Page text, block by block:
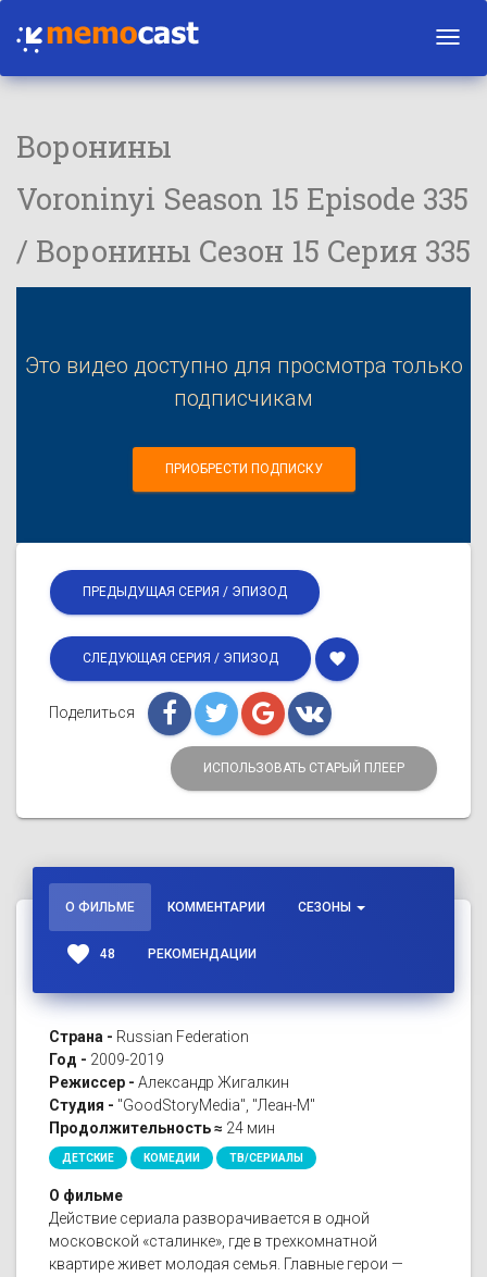
Воронины
Voroninyi Season 15 Episode 335
/ Воронины Сезон 15 Серия 335
Это видео доступно для просмотра только
подписчикам
ПРИОБРЕСТИ ПОДПИСКУ
ПРЕДЫДУЩАЯ СЕРИЯ / ЭПИЗОД
СЛЕДУЮЩАЯ СЕРИЯ / ЭПИЗОД favorite
Поделиться
ИСПОЛЬЗОВАТЬ СТАРЫЙ ПЛЕЕР
О ФИЛЬМЕ КОММЕНТАРИИ СЕЗОНЫ
favorite 48 РЕКОМЕНДАЦИИ
Страна - Russian Federation
Год - 2009-2019
Режиссер - Александр Жигалкин
Студия - "GoodStoryMedia", "Леан-М"
Продолжительность ≈ 24 мин
ДЕТСКИЕ КОМЕДИИ ТВ/СЕРИАЛЫ
О фильме
Действие сериала разворачивается в одной
московской «сталинке», где в трехкомнатной
квартире живет молодая семья. Главные герои —